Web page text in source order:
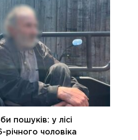
пошуків: у лісі
чоловіка